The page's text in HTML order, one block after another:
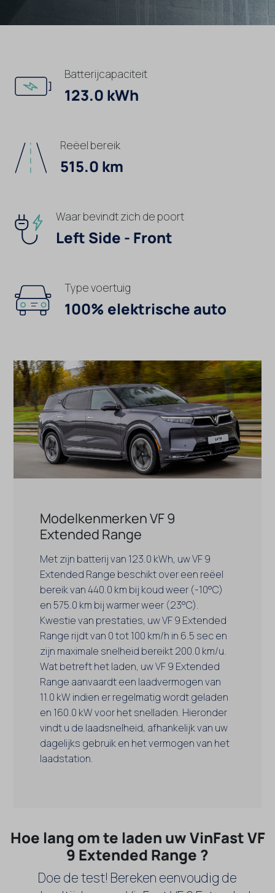
Batterijcapaciteit
123.0 kWh
Reëel bereik
515.0 km
Waar bevindt zich de poort
Left Side - Front
Type voertuig
100% elektrische auto
Modelkenmerken VF 9
Extended Range
Met zijn batterij van 123.0 kWh, uw VF 9
Extended Range beschikt over een reëel
bereik van 440.0 km bij koud weer (-10°C)
en 575.0 km bij warmer weer (23°C).
Kwestie van prestaties, uw VF 9 Extended
Range rijdt van 0 tot 100 km/h in 6.5 sec en
zijn maximale snelheid bereikt 200.0 km/u.
Wat betreft het laden, uw VF 9 Extended
Range aanvaardt een laadvermogen van
11.0 kW indien er regelmatig wordt geladen
en 160.0 kW voor het snelladen. Hieronder
vindt u de laadsnelheid, afhankelijk van uw
dagelijks gebruik en het vermogen van het
laadstation.
Hoe lang om te laden uw VinFast VF
9 Extended Range ?
Doe de test! Bereken eenvoudig de